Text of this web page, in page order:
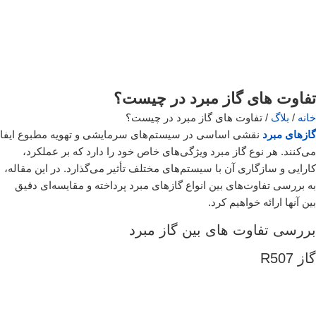
تفاوت های گاز مبرد در چیست؟
خانه / بلاگ / تفاوت های گاز مبرد در چیست؟
گازهای مبرد نقشی اساسی در سیستم‌های سرمایشی و تهویه مطبوع ایفا
می‌کنند. هر نوع گاز مبرد ویژگی‌های خاص خود را دارد که بر عملکرد،
کارایی و سازگاری آن با سیستم‌های مختلف تأثیر می‌گذارد. در این مقاله،
به بررسی تفاوت‌های بین انواع گازهای مبرد پرداخته و مقایسه‌ای دقیق
بین آنها ارائه خواهیم کرد.
بررسی تفاوت های بین گاز مبرد
گاز R507